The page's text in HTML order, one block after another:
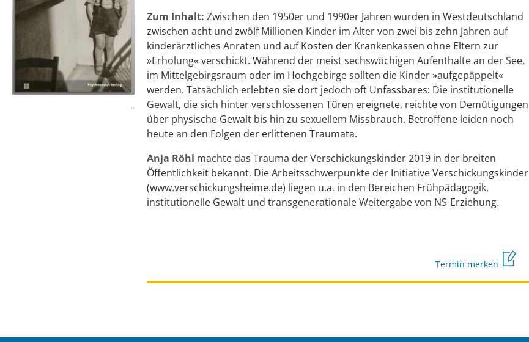
..
Zum Inhalt: Zwischen den 1950er und 1990er Jahren wurden in Westdeutschland
zwischen acht und zwölf Millionen Kinder im Alter von zwei bis zehn Jahren auf
kinderärztliches Anraten und auf Kosten der Krankenkassen ohne Eltern zur
»Erholung« verschickt. Während der meist sechswöchigen Aufenthalte an der See,
im Mittelgebirgsraum oder im Hochgebirge sollten die Kinder »aufgepäppelt«
werden. Tatsächlich erlebten sie dort jedoch oft Unfassbares: Die institutionelle
Gewalt, die sich hinter verschlossenen Türen ereignete, reichte von Demütigungen
über physische Gewalt bis hin zu sexuellem Missbrauch. Betroffene leiden noch
heute an den Folgen der erlittenen Traumata.
Anja Röhl machte das Trauma der Verschickungskinder 2019 in der breiten
Öffentlichkeit bekannt. Die Arbeitsschwerpunkte der Initiative Verschickungskinder
(www.verschickungsheime.de) liegen u.a. in den Bereichen Frühpädagogik,
institutionelle Gewalt und transgenerationale Weitergabe von NS-Erziehung.
Termin merken